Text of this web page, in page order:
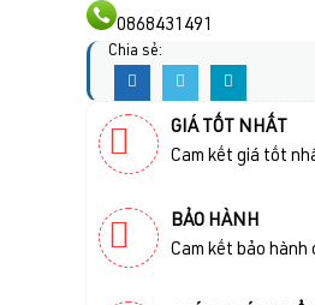
0868431491
Chia sẻ:
GIÁ TỐT NHẤT
Cam kết giá tốt
BẢO HÀNH
Cam kết bảo hành